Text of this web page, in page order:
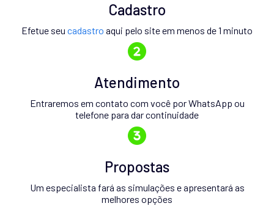
Cadastro
Efetue seu cadastro aqui pelo site em menos de 1 minuto
Atendimento
Entraremos em contato com você por WhatsApp ou
telefone para dar continuidade
Propostas
Um especialista fará as simulações e apresentará as
melhores opções